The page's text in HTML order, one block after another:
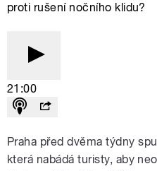
proti rušení nočního klidu?
21:00
Praha před dvěma týdny
která nabádá turisty, aby